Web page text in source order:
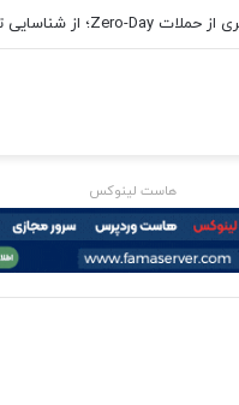
هاست لینوکس